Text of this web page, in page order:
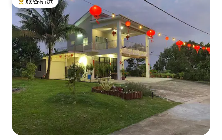
旅客精選榜首